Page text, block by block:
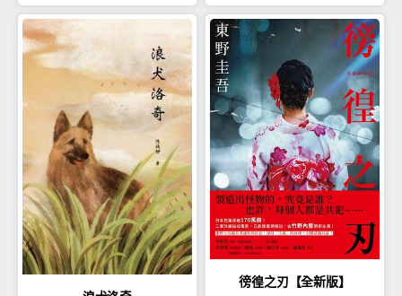
徬徨之刃【全新版】